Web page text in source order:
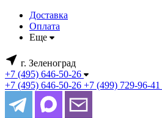
Доставка
Оплата
Еще
г. Зеленоград
+7 (495) 646-50-26
+7 (495) 646-50-26 +7 (499) 729-96-41